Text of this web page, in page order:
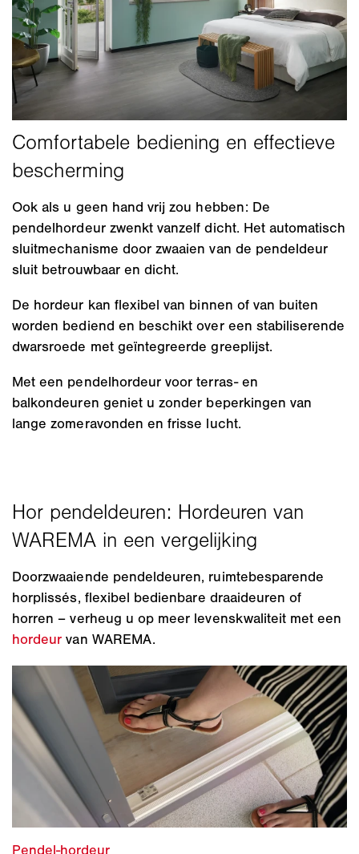
Ook als u geen hand vrij zou hebben: De
pendelhordeur zwenkt vanzelf dicht. Het automatisch
sluitmechanisme door zwaaien van de pendeldeur
sluit betrouwbaar en dicht.
De hordeur kan flexibel van binnen of van buiten
worden bediend en beschikt over een stabiliserende
dwarsroede met geïntegreerde greeplijst.
Met een pendelhordeur voor terras- en
balkondeuren geniet u zonder beperkingen van
lange zomeravonden en frisse lucht.
Doorzwaaiende pendeldeuren, ruimtebesparende
horplissés, flexibel bedienbare draaideuren of
horren – verheug u op meer levenskwaliteit met een
hordeur van WAREMA.